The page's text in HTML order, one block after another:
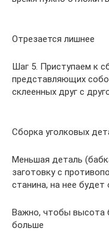
Отрезается лишнее
Шаг 5. Приступаем к
представляющих
склеенных друг с
Сборка уголковых
Меньшая деталь
заготовку с
станина, на нее
Важно, чтобы высота
больше